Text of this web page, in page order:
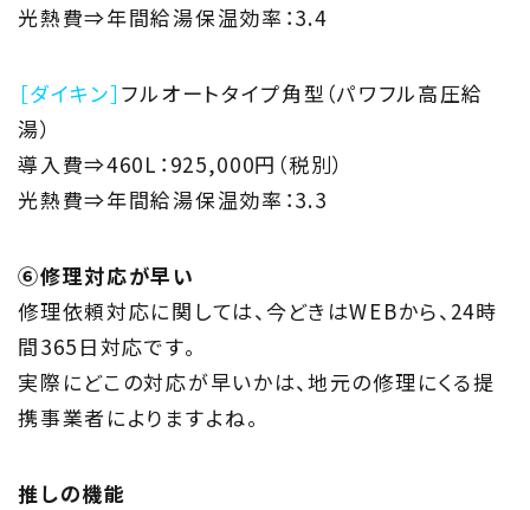
光熱費⇒年間給湯保温効率：3.4
［ダイキン］ フルオートタイプ角型（パワフル高圧給
湯）
導入費⇒460L：925,000円（税別）
光熱費⇒年間給湯保温効率：3.3
⑥修理対応が早い
修理依頼対応に関しては、今どきはWEBから、24時
間365日対応です。
実際にどこの対応が早いかは、地元の修理にくる提
携事業者によりますよね。
推しの機能